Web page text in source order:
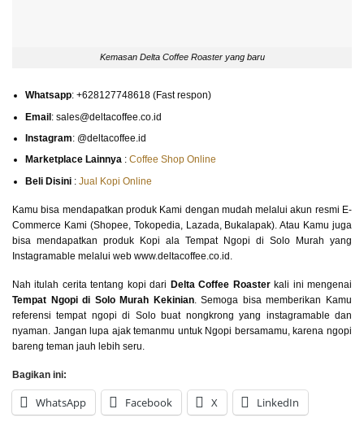
Kemasan Delta Coffee Roaster yang baru
Whatsapp: +628127748618 (Fast respon)
Email: sales@deltacoffee.co.id
Instagram: @deltacoffee.id
Marketplace Lainnya :Coffee Shop Online
Beli Disini :Jual Kopi Online
Kamu bisa mendapatkan produk Kami dengan mudah melalui akun resmi E-
Commerce Kami (Shopee, Tokopedia, Lazada, Bukalapak). Atau Kamu juga
bisa mendapatkan produk Kopi ala Tempat Ngopi di Solo Murah yang
Instagramable melalui web www.deltacoffee.co.id.
Nah itulah cerita tentang kopi dari Delta Coffee Roasterkali ini mengenai
Tempat Ngopi di Solo Murah Kekinian. Semoga bisa memberikan Kamu
referensi tempat ngopi di Solo buat nongkrong yang instagramable dan
nyaman. Jangan lupa ajak temanmu untuk Ngopi bersamamu, karena ngopi
bareng teman jauh lebih seru.
Bagikan ini:
WhatsApp Facebook X LinkedIn